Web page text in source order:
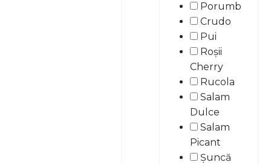
Porumb
Crudo
Pui
Roșii
Cherry
Rucola
Salam
Dulce
Salam
Picant
Șuncă